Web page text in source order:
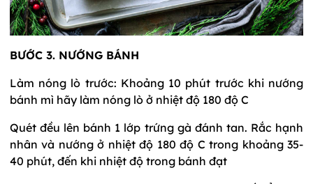
BƯỚC 3. NƯỚNG BÁNH
Làm nóng lò trước: Khoảng 10 phút trước khi nướng
bánh mì hãy làm nóng lò ở nhiệt độ 180 độ C
Quét đều lên bánh 1 lớp trứng gà đánh tan. Rắc hạnh
nhân và nướng ở nhiệt độ 180 độ C trong khoảng 35-
40 phút, đến khi nhiệt độ trong bánh đạt